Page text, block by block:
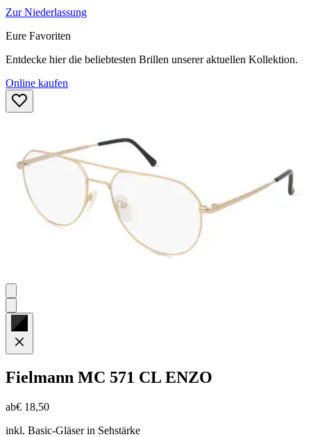
Zur Niederlassung
Eure Favoriten
Entdecke hier die beliebtesten Brillen unserer aktuellen Kollektion.
Online kaufen
Fielmann MC 571 CL ENZO
ab€ 18,50
inkl. Basic-Gläser in Sehstärke